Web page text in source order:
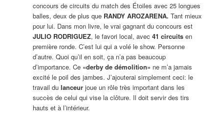
concours de circuits du match des Étoiles avec 25 longues
balles, deux de plus que RANDY AROZARENA. Tant mieux
pour lui. Dans mon livre, le vrai gagnant du concours est
JULIO RODRIGUEZ, le favori local, avec 41 circuitsen
première ronde. C’est lui qui a volé le show. Personne
d’autre. Quoi qu’il en soit, ça n’a pas beaucoup
d’importance. Ce «derby de démolition» ne m’a jamais
excité le poil des jambes. J’ajouterai simplement ceci: le
travail du lanceurjoue un rôle très important dans les
succès de celui qui vise la clôture. Il doit servir des tirs
hauts et à l’intérieur.